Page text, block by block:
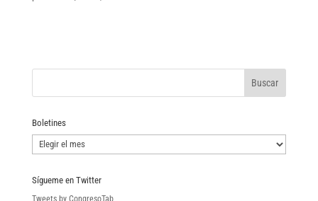
Boletines
Boletines
Sígueme en Twitter
Tweets by CongresoTab